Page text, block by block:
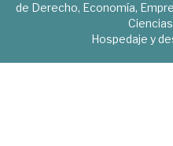
de Derecho, Economía,
Hospedaje y